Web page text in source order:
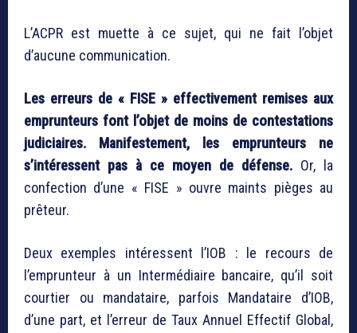
L’ACPR est muette à ce sujet, qui ne fait l’objet
d’aucune communication.
Les erreurs de « FISE » effectivement remises aux
emprunteurs font l’objet de moins de contestations
judiciaires. Manifestement, les emprunteurs ne
s’intéressent pas à ce moyen de défense. Or, la
confection d’une « FISE » ouvre maints pièges au
prêteur.
Deux exemples intéressent l’IOB : le recours de
l’emprunteur à un Intermédiaire bancaire, qu’il soit
courtier ou mandataire, parfois Mandataire d’IOB,
d’une part, et l’erreur de Taux Annuel Effectif Global,